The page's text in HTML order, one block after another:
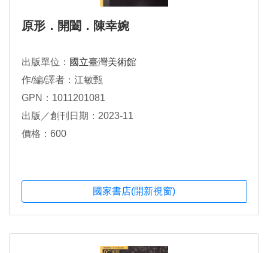
原形．開闔．陳幸婉
出版單位： 國立臺灣美術館
作/編/譯者：江敏甄
GPN：1011201081
出版／創刊日期：2023-11
價格：600
國家書店(開新視窗)